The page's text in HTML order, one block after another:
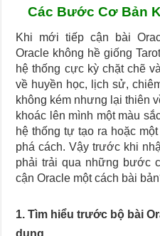
Journey Of Love Oracle – Lá Số
Journey Of Love Oracle – Lá
Journey Of Love Oracle – Lá
Các Bước Cơ Bản
Khi mới tiếp cận bài
Oracle không hề giống
hệ thống cực kỳ chặt chẽ
về huyền học, lịch sử,
không kém nhưng lại thiên
khoác lên mình một màu
hệ thống tự tạo ra hoặc
phá cách. Vậy trước khi
phải trải qua những bước
cận Oracle một cách bài
1. Tìm hiểu trước bộ bài
dụng